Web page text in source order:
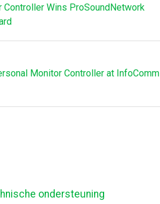
Wins ProSoundNetwork
Monitor Controller at InfoComm
ondersteuning